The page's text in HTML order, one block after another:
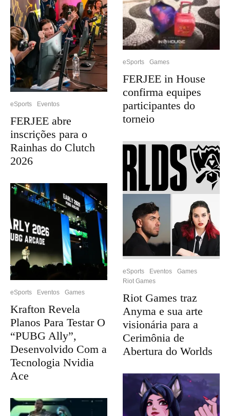
eSports Eventos
FERJEE abre
inscrições para o
Rainhas do Clutch
2026
eSports Eventos Games
Krafton Revela
Planos Para Testar O
“PUBG Ally”,
Desenvolvido Com a
Tecnologia Nvidia
Ace
eSports Games
FERJEE in House
confirma equipes
participantes do
torneio
eSports Eventos
Games
Riot Games
Riot Games traz
Anyma e sua arte
visionária para a
Cerimônia de
Abertura do Worlds